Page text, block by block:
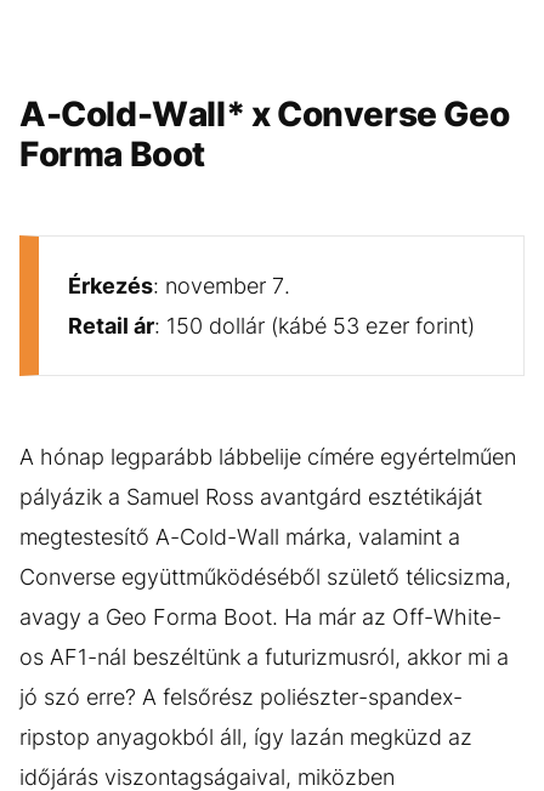
A-Cold-Wall* x Converse Geo
Forma Boot
Érkezés: november 7.
Retail ár: 150 dollár (kábé 53 ezer forint)
A hónap legparább lábbelije címére egyértelműen
pályázik a Samuel Ross avantgárd esztétikáját
megtestesítő A-Cold-Wall márka, valamint a
Converse együttműködéséből születő télicsizma,
avagy a Geo Forma Boot. Ha már az Off-White-
os AF1-nál beszéltünk a futurizmusról, akkor mi a
jó szó erre? A felsőrész poliészter-spandex-
ripstop anyagokból áll, így lazán megküzd az
időjárás viszontagságaival, miközben